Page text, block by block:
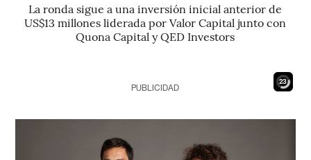
La ronda sigue a una inversión inicial anterior de
US$13 millones liderada por Valor Capital junto con
Quona Capital y QED Investors
22
PUBLICIDAD